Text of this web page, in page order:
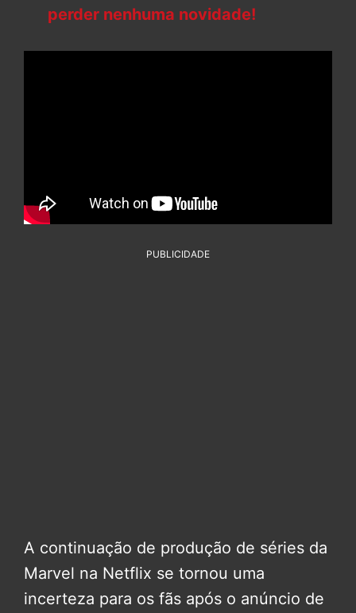
perder nenhuma novidade!
PUBLICIDADE
A continuação de produção de séries da
Marvel na Netflix se tornou uma
incerteza para os fãs após o anúncio de